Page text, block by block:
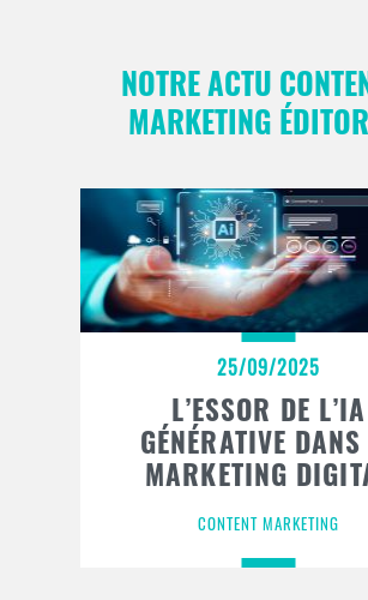
NOTRE ACTU
MARKETING
25/09/2025
L’ESSOR DE L’IA
GÉNÉRATIVE
MARKETING
CONTENT MARKETING